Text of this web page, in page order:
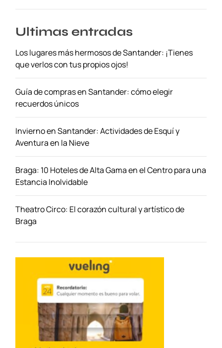
e
t
o
s
d
m
i
a
c
a
l
j
e
r
a
e
n
V
a
l
Ultimas entradas
Los lugares más hermosos de Santander: ¡Tienes
que verlos con tus propios ojos!
Guía de compras en Santander: cómo elegir
recuerdos únicos
Invierno en Santander: Actividades de Esquí y
Aventura en la Nieve
Braga: 10 Hoteles de Alta Gama en el Centro para una
Estancia Inolvidable
Theatro Circo: El corazón cultural y artístico de
Braga